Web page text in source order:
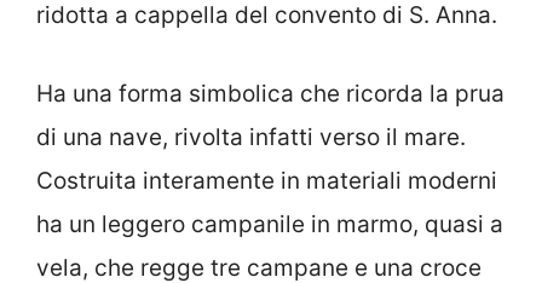
ridotta a cappella del convento di S. Anna.
Ha una forma simbolica che ricorda la prua
di una nave, rivolta infatti verso il mare.
Costruita interamente in materiali moderni
ha un leggero campanile in marmo, quasi a
vela, che regge tre campane e una croce